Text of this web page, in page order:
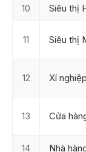
10 Siêu thị
11 Siêu thị
12 Xí
13 Cửa
14 Nhà